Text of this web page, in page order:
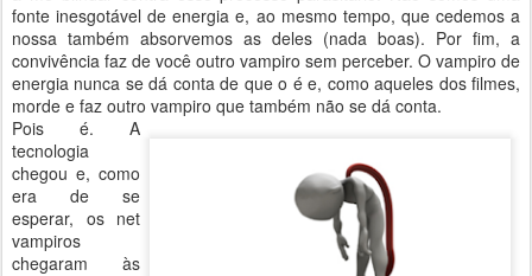
fonte inesgotável de energia e, ao mesmo tempo, que cedemos a
nossa também absorvemos as deles (nada boas). Por fim, a
convivência faz de você outro vampiro sem perceber. O vampiro de
energia nunca se dá conta de que o é e, como aqueles dos filmes,
morde e faz outro vampiro que também não se dá conta.
Pois é. A
tecnologia
chegou e, como
era de se
esperar, os net
vampiros
chegaram às